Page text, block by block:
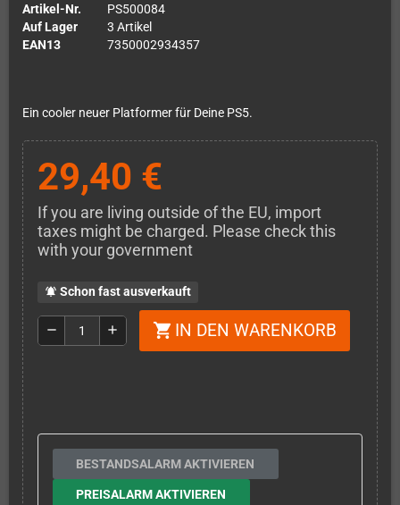
Artikel-Nr.
PS500084
Auf Lager
3 Artikel
EAN13
7350002934357
Ein cooler neuer Platformer für Deine PS5.
29,40 €
If you are living outside of the EU, import
taxes might be charged. Please check this
with your government
notifications_active Schon fast ausverkauft
remove add shopping_cart IN DEN WARENKORB
BESTANDSALARM AKTIVIEREN
PREISALARM AKTIVIEREN